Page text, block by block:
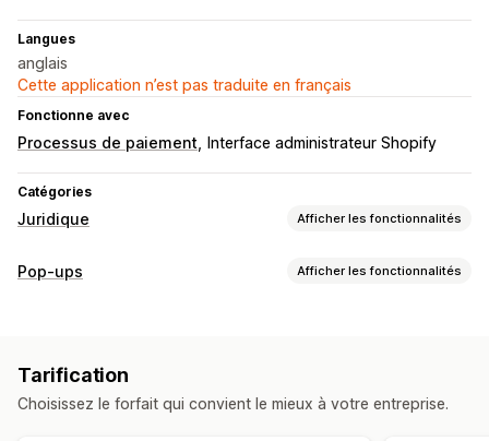
Langues
anglais
Cette application n’est pas traduite en français
Fonctionne avec
Processus de paiement Interface administrateur Shopify
Catégories
Juridique Afficher les fonctionnalités
Conformité
Conformité TSE
Rapports de conformité
Pop-ups Afficher les fonctionnalités
Pop-ups d’avertissement
Pop-ups de consentement Pop-ups personnalisés
Tarification
Choisissez le forfait qui convient le mieux à votre entreprise.